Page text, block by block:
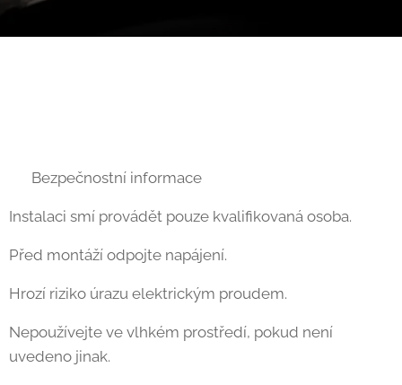
⚠ Bezpečnostní informace
Instalaci smí provádět pouze kvalifikovaná osoba.
Před montáží odpojte napájení.
Hrozí riziko úrazu elektrickým proudem.
Nepoužívejte ve vlhkém prostředí, pokud není
uvedeno jinak.